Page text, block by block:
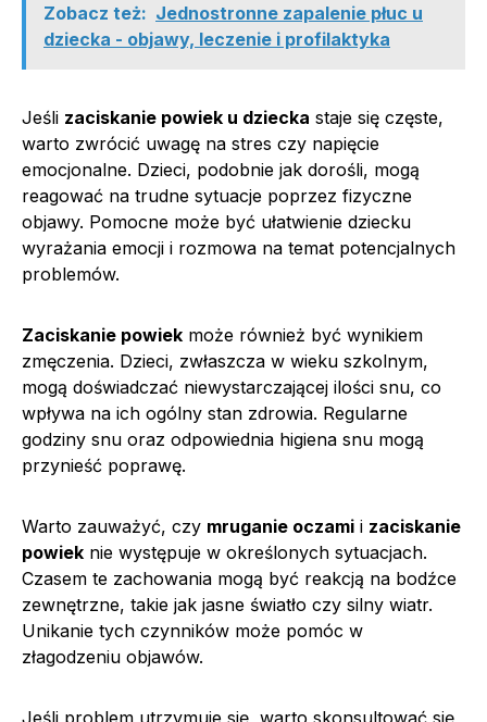
Zobacz też: Jednostronne zapalenie płuc u
dziecka - objawy, leczenie i profilaktyka
Jeśli zaciskanie powiek u dziecka staje się częste,
warto zwrócić uwagę na stres czy napięcie
emocjonalne. Dzieci, podobnie jak dorośli, mogą
reagować na trudne sytuacje poprzez fizyczne
objawy. Pomocne może być ułatwienie dziecku
wyrażania emocji i rozmowa na temat potencjalnych
problemów.
Zaciskanie powiek może również być wynikiem
zmęczenia. Dzieci, zwłaszcza w wieku szkolnym,
mogą doświadczać niewystarczającej ilości snu, co
wpływa na ich ogólny stan zdrowia. Regularne
godziny snu oraz odpowiednia higiena snu mogą
przynieść poprawę.
Warto zauważyć, czy mruganie oczami i zaciskanie
powiek nie występuje w określonych sytuacjach.
Czasem te zachowania mogą być reakcją na bodźce
zewnętrzne, takie jak jasne światło czy silny wiatr.
Unikanie tych czynników może pomóc w
złagodzeniu objawów.
Jeśli problem utrzymuje się, warto skonsultować się